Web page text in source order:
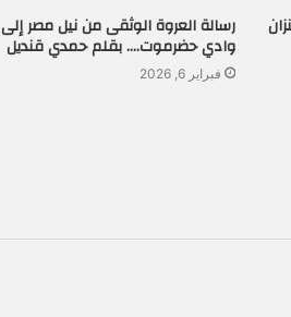
رسالة العروة الوثقى من نيل مصر إلى
وادي حضرموت…. بقلم حمدي قنديل
فبراير 6, 2026